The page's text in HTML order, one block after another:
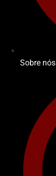
Sobre nós